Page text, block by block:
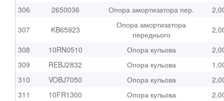
306
2650036 Опора амортизатора пер.
307
KB65923
Опора амортизатора
переднього
308
10RN0510 Опора кульова
309
REBJ2832 Опора кульова
310
VOBJ7050 Опора кульова
311
10FR1300 Опора кульова